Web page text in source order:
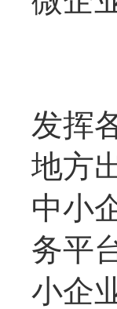
(
发挥
地方
中小
务平
小企